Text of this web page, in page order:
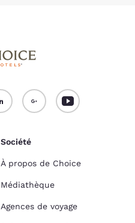
Société
À propos de Choice
Médiathèque
Agences de voyage